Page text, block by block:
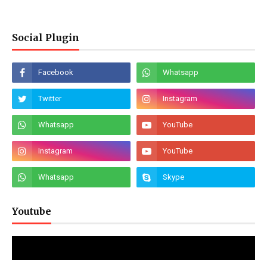
Social Plugin
Youtube